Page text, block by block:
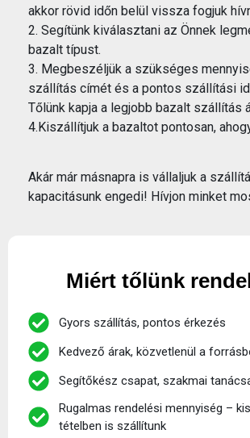
akkor rövid időn belül vissza fogjuk
2. Segítünk kiválasztani az Önnek
bazalt típust.
3. Megbeszéljük a szükséges
szállítás címét és a pontos szállítási
Tőlünk kapja a legjobb bazalt szállítás
4.Kiszállítjuk a bazaltot pontosan,
Akár már másnapra is vállaljuk a
kapacitásunk engedi! Hívjon minket
Miért tőlünk
Gyors szállítás, pontos érkezés
Kedvező árak, közvetlenül a
Segítőkész csapat, szakmai
Rugalmas rendelési mennyiség –
tételben is szállítunk